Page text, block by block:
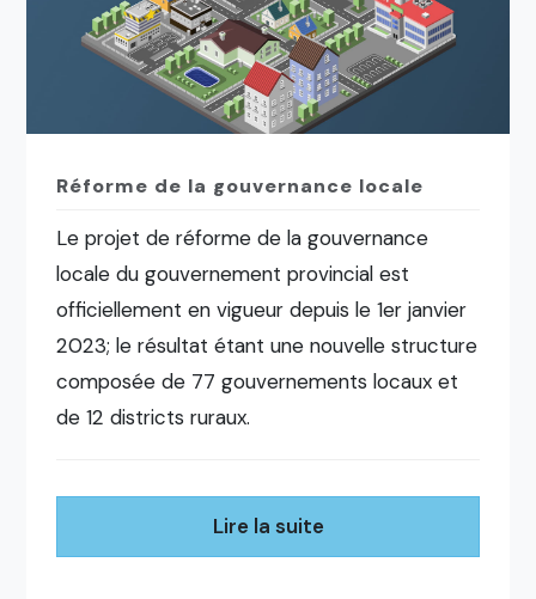
Réforme de la gouvernance locale
Le projet de réforme de la gouvernance
locale du gouvernement provincial est
officiellement en vigueur depuis le 1er janvier
2023; le résultat étant une nouvelle structure
composée de 77 gouvernements locaux et
de 12 districts ruraux.
Lire la suite